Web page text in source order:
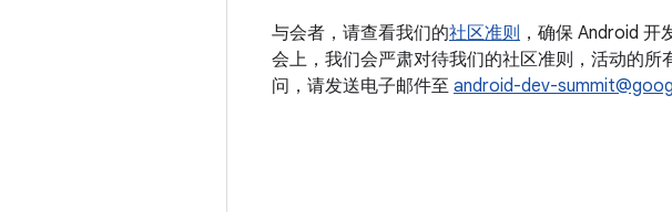
与会者，请查看我们的社区准则 ，确保 Android
会上，我们会严肃对待我们的社区准则，活动的
问，请发送电子邮件至 android-dev-